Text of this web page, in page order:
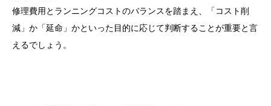
修理費用とランニングコストのバランスを踏まえ、「コスト削
減」か「延命」かといった目的に応じて判断することが重要と言
えるでしょう。